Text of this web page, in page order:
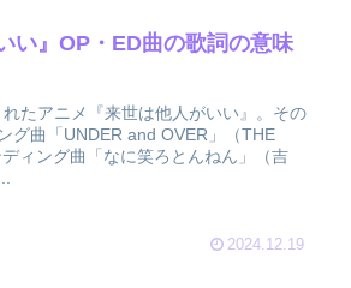
い』OP・ED曲の歌詞の意味
たアニメ『来世は他人がいい』。その
グ曲「UNDER and OVER」（THE
ィング曲「なに笑ろとんねん」（吉
2024.12.19